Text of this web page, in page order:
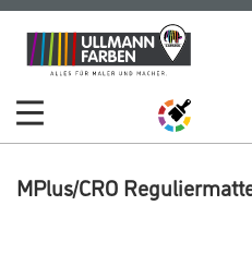
Zum
Inhalt
Zum
Navigationsmenü
MPlus/CRO